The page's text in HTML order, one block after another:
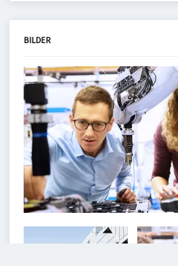
BILDER